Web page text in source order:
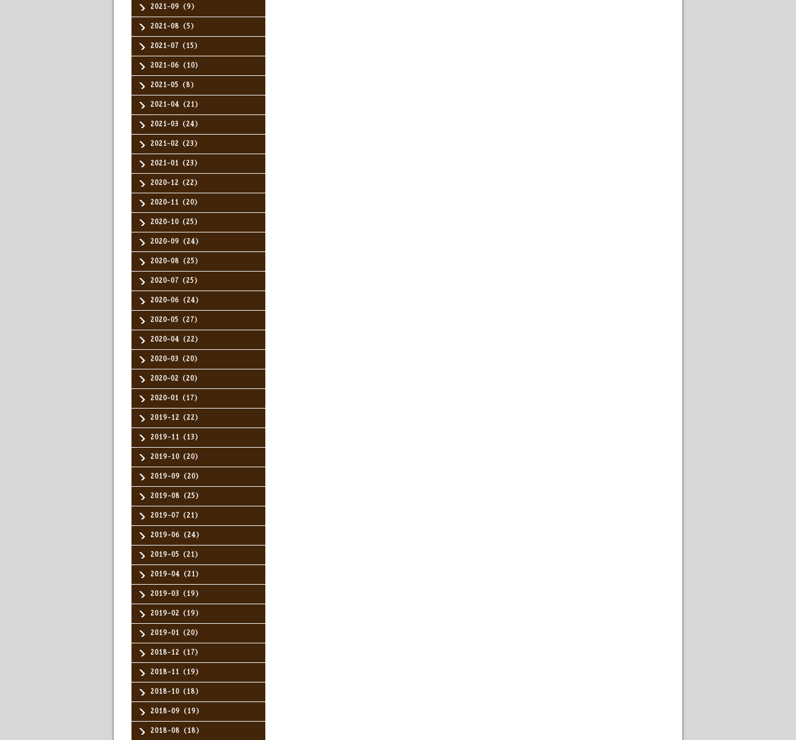
2021-09（9）
2021-08（5）
2021-07（15）
2021-06（10）
2021-05（8）
2021-04（21）
2021-03（24）
2021-02（23）
2021-01（23）
2020-12（22）
2020-11（20）
2020-10（25）
2020-09（24）
2020-08（25）
2020-07（25）
2020-06（24）
2020-05（27）
2020-04（22）
2020-03（20）
2020-02（20）
2020-01（17）
2019-12（22）
2019-11（13）
2019-10（20）
2019-09（20）
2019-08（25）
2019-07（21）
2019-06（24）
2019-05（21）
2019-04（21）
2019-03（19）
2019-02（19）
2019-01（20）
2018-12（17）
2018-11（19）
2018-10（18）
2018-09（19）
2018-08（18）